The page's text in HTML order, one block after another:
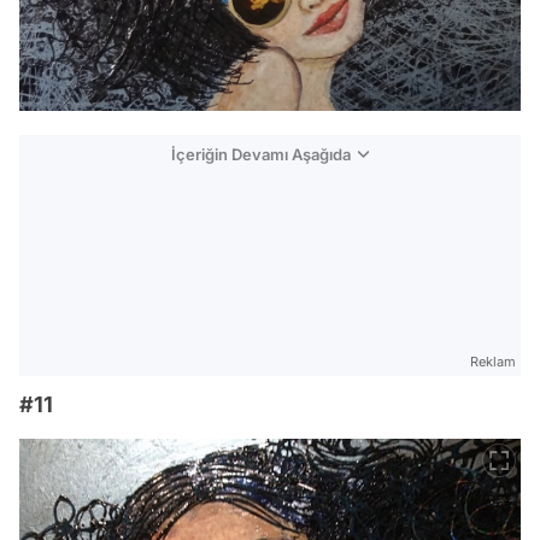
İçeriğin Devamı Aşağıda
Reklam
#11